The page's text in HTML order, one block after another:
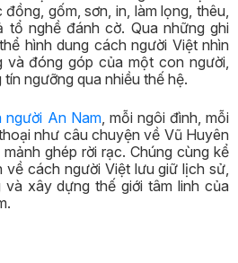
gốm, sơn, in, làm lọng, thêu,
nghề đánh cờ. Qua những ghi
hình dung cách người Việt nhìn
và đóng góp của một con người,
ngưỡng qua nhiều thế hệ.
người An Nam, mỗi ngôi đình, mỗi
như câu chuyện về Vũ Huyên
ghép rời rạc. Chúng cùng kể
cách người Việt lưu giữ lịch sử,
xây dựng thế giới tâm linh của